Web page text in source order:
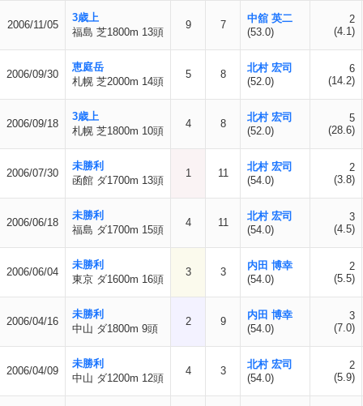
2006/11/05
3歳上
福島 芝1800m 13頭
9 7
中舘 英二
(53.0)
2
(4.1)
2006/09/30
恵庭岳
札幌 芝2000m 14頭
5 8
北村 宏司
(52.0)
6
(14.2)
2006/09/18
3歳上
札幌 芝1800m 10頭
4 8
北村 宏司
(52.0)
5
(28.6)
2006/07/30
未勝利
函館 ダ1700m 13頭
1 11
北村 宏司
(54.0)
2
(3.8)
2006/06/18
未勝利
福島 ダ1700m 15頭
4 11
北村 宏司
(54.0)
3
(4.5)
2006/06/04
未勝利
東京 ダ1600m 16頭
3 3
内田 博幸
(54.0)
2
(5.5)
2006/04/16
未勝利
中山 ダ1800m 9頭
2 9
内田 博幸
(54.0)
3
(7.0)
2006/04/09
未勝利
中山 ダ1200m 12頭
4 3
北村 宏司
(54.0)
2
(5.9)